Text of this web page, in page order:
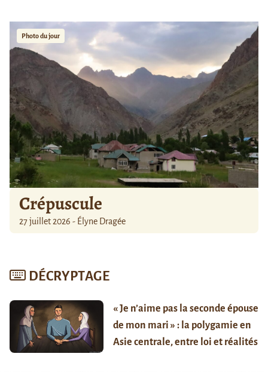
Photo du jour
Crépuscule
27 juillet 2026 - Élyne Dragée
DÉCRYPTAGE
« Je n’aime pas la seconde épouse
de mon mari » : la polygamie en
Asie centrale, entre loi et réalités